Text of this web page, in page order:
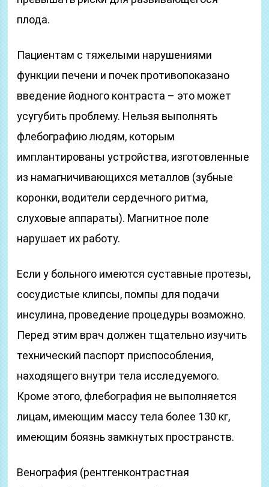
плода.
Пациентам с тяжелыми нарушениями
функции печени и почек противопоказано
введение йодного контраста – это может
усугубить проблему. Нельзя выполнять
флебографию людям, которым
имплантированы устройства, изготовленные
из намагничивающихся металлов (зубные
коронки, водители сердечного ритма,
слуховые аппараты). Магнитное поле
нарушает их работу.
Если у больного имеются суставные протезы,
сосудистые клипсы, помпы для подачи
инсулина, проведение процедуры возможно.
Перед этим врач должен тщательно изучить
технический паспорт приспособления,
находящего внутри тела исследуемого.
Кроме этого, флебография не выполняется
лицам, имеющим массу тела более 130 кг,
имеющим боязнь замкнутых пространств.
Венография (рентгенконтрастная